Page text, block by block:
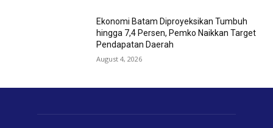
Ekonomi Batam Diproyeksikan Tumbuh
hingga 7,4 Persen, Pemko Naikkan Target
Pendapatan Daerah
August 4, 2026